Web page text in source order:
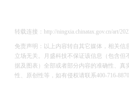
转载连接：http://ningxia.chinatax.gov.cn/art/
免责声明：以上内容转自其它媒体，相关信
立场无关。月盛科技不保证该信息（包含但
据及图表）全部或者部分内容的准确性、真
性、原创性等，如有侵权请联系400-716-8870